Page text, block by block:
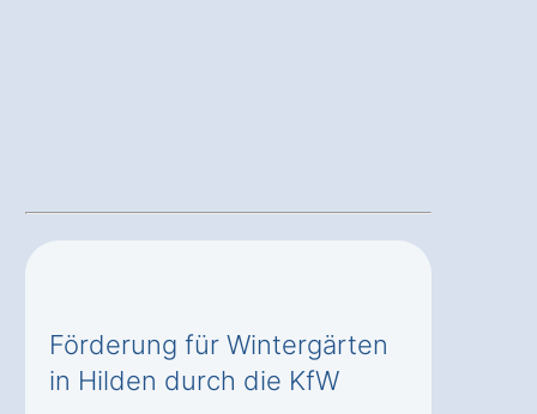
Förderung für Wintergärten
in Hilden durch die KfW